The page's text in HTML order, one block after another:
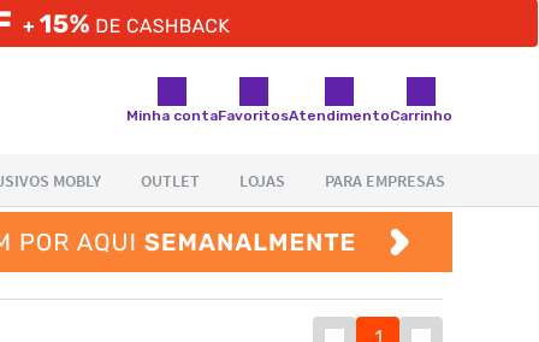
Minha contaFavoritosAtendimentoCarrinho
1